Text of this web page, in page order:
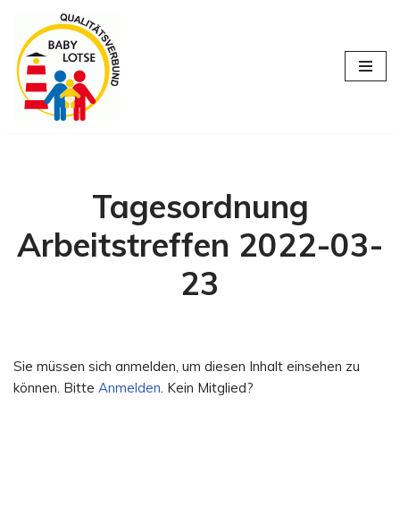
Zum
Inhalt
springen
Tagesordnung
Arbeitstreffen 2022-03-
23
Sie müssen sich anmelden, um diesen Inhalt einsehen zu
können. Bitte Anmelden. Kein Mitglied?